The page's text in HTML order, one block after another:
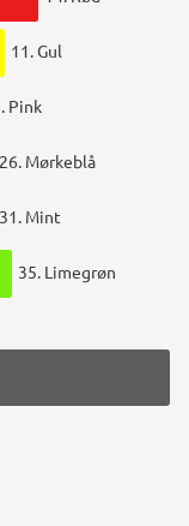
11. Gul
Pink
26. Mørkeblå
31. Mint
35. Limegrøn